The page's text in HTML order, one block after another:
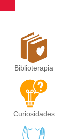
Biblioterapia
Curiosidades